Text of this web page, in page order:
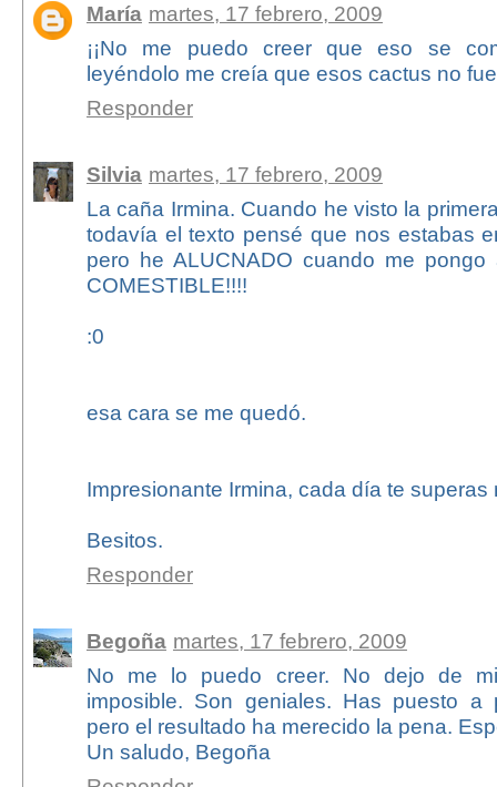
María martes, 17 febrero, 2009
¡¡No me puedo creer que eso se
leyéndolo me creía que esos cactus no
Responder
Silvia martes, 17 febrero, 2009
La caña Irmina. Cuando he visto la
todavía el texto pensé que nos estabas
pero he ALUCNADO cuando me
COMESTIBLE!!!!
:0
esa cara se me quedó.
Impresionante Irmina, cada día te superas
Besitos.
Responder
Begoña martes, 17 febrero, 2009
No me lo puedo creer. No dejo de
imposible. Son geniales. Has puesto a
pero el resultado ha merecido la pena.
Un saludo, Begoña